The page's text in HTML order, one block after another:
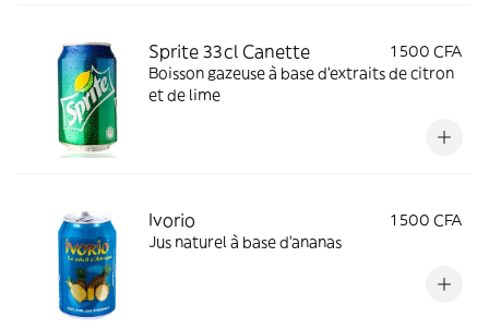
Sprite 33cl Canette
1 500 CFA
Boisson gazeuse à base d'extraits de citron
et de lime
Ivorio
1 500 CFA
Jus naturel à base d'ananas